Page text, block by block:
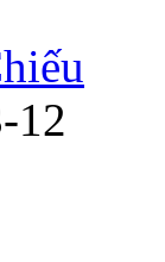
12